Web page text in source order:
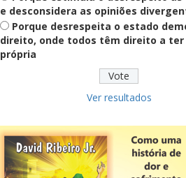
Educação
Fies: pré-
terça para
CNPJ alfanumérico
emitido nesta sexta
e desconsidera as opiniões
Porque desrespeita o estado
direito, onde todos têm direito a ter
própria
Ver resultados